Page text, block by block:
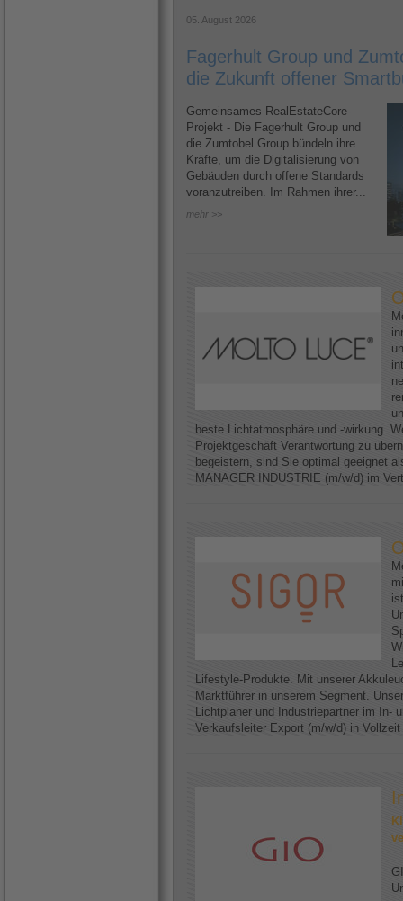
05. August 2026
Fagerhult Group und
die Zukunft offener
Gemeinsames RealEstateCore-
Projekt - Die Fagerhult Group und
die Zumtobel Group bündeln ihre
Kräfte, um die Digitalisierung von
Gebäuden durch offene Standards
voranzutreiben. Im Rahmen ihrer...
mehr >>
beste Lichtatmosphäre und -wirkung.
Projektgeschäft Verantwortung zu
begeistern, sind Sie optimal geeignet
MANAGER INDUSTRIE (m/w/d) im
Lifestyle-Produkte. Mit unserer
Marktführer in unserem Segment.
Lichtplaner und Industriepartner im In-
Verkaufsleiter Export (m/w/d) in